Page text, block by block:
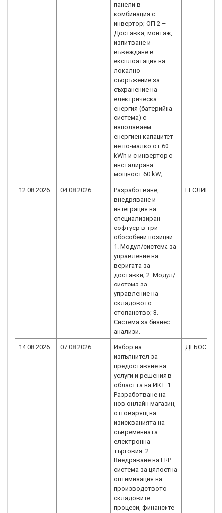
панели в
комбинация с
инвертор; ОП 2 –
Доставка, монтаж,
изпитване и
въвеждане в
експлоатация на
локално
съоръжение за
съхранение на
електрическа
енергия (батерийна
система) с
използваем
енергиен капацитет
не по-малко от 60
kWh и с инвертор с
инсталирана
мощност 60 kW;
12.08.2026 04.08.2026
Разработване,
внедряване и
интегpация на
специализиран
софтуер в три
обособени позиции:
1. Модул/система за
управление на
веригата за
доставки; 2. Модул/
система за
управление на
складовото
стопанство; 3.
Система за бизнес
анализи.
ГЕСЛИН
14.08.2026 07.08.2026
Избор на
изпълнител за
предоставяне на
услуги и решения в
областта на ИКТ: 1.
Разработване на
нов онлайн магазин,
отговарящ на
изискванията на
съвременната
електронна
търговия. 2.
Внедряване на ERP
система за цялостна
оптимизация на
производството,
складовите
процеси, финансите
ДЕБОС